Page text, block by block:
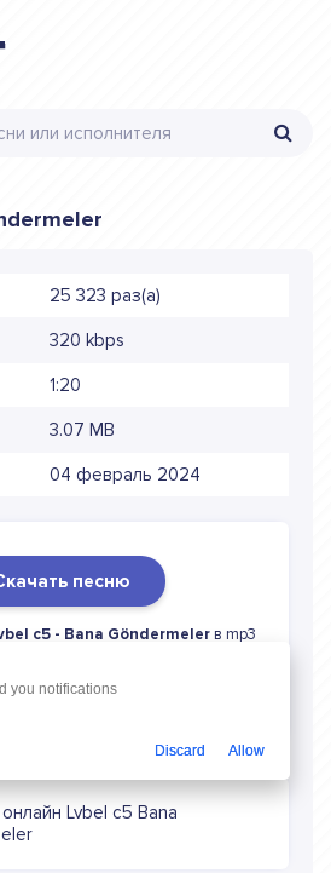
25 323 раз(а)
320 kbps
1:20
3.07 MB
04 февраль 2024
песню
c5 - Bana Göndermelerв mp3
в режиме онлайн
Lvbel c5 Bana
you notifications
Discard Allow